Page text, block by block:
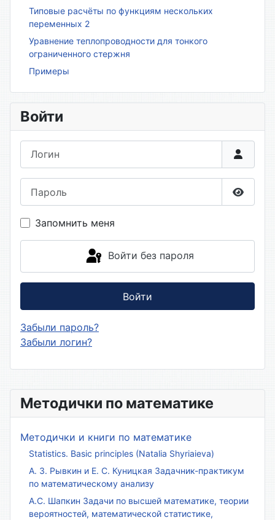
Методички по математике
Методички и книги по математике
Statistics. Basic principles (Natalia Shyriaieva)
А. З. Рывкин и Е. С. Куницкая Задачник-практикум
по математическому анализу
А.С. Шапкин Задачи по высшей математике, теории
вероятностей, математической статистике,
Типовые расчёты по функциям нескольких
переменных 2
Уравнение теплопроводности для тонкого
ограниченного стержня
Примеры
Войти
Запомнить меня
Войти без пароля
Войти
Забыли пароль?
Забыли логин?